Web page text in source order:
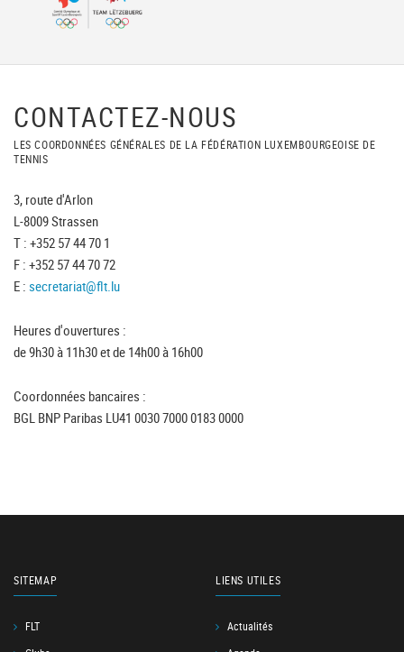
CONTACTEZ-NOUS
LES COORDONNÉES GÉNÉRALES DE LA FÉDÉRATION LUXEMBOURGEOISE DE
TENNIS
3, route d'Arlon
L-8009 Strassen
T : +352 57 44 70 1
F : +352 57 44 70 72
E : secretariat@flt.lu
Heures d'ouvertures :
de 9h30 à 11h30 et de 14h00 à 16h00
Coordonnées bancaires :
BGL BNP Paribas LU41 0030 7000 0183 0000
SITEMAP
FLT
LIENS UTILES
Actualités